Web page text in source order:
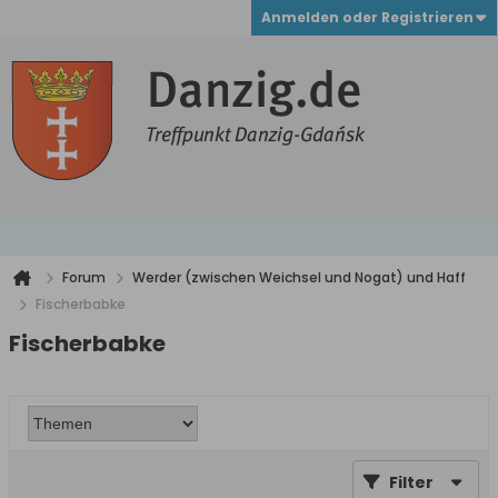
Anmelden oder Registrieren
Forum
Werder (zwischen Weichsel und Nogat) und Haff
Fischerbabke
Fischerbabke
Filter